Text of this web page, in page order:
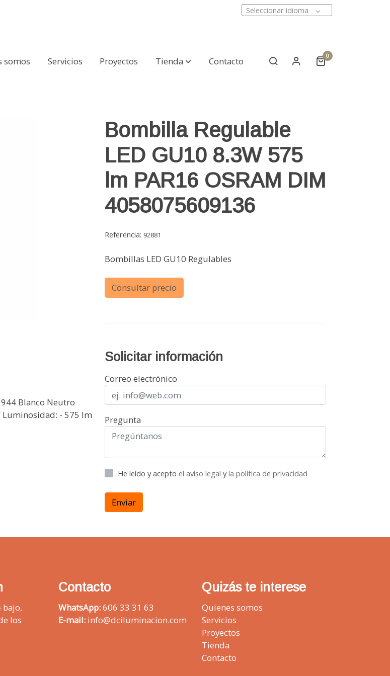
Seleccionar idioma
somos Servicios Proyectos Tienda Contacto 0
Blanco Neutro
Luminosidad: - 575 lm
Bombilla Regulable
LED GU10 8.3W 575
lm PAR16 OSRAM DIM
4058075609136
Referencia: 92881
Bombillas LED GU10 Regulables
Consultar precio
Solicitar información
Correo electrónico
Pregunta
He leído y acepto el aviso legal yla política de privacidad
Enviar
bajo,
los
Contacto
WhatsApp:606 33 31 63
E-mail: info@dciluminacion.com
Quizás te interese
Quienes somos
Servicios
Proyectos
Tienda
Contacto